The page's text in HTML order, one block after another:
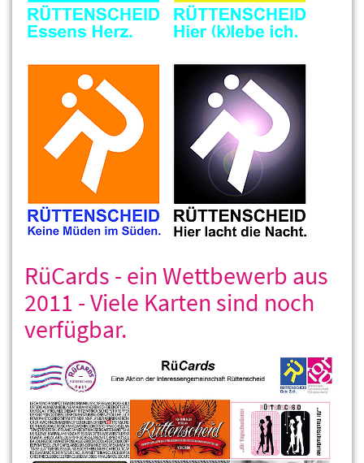
RüCards - ein Wettbewerb aus
2011 - Viele Karten sind noch
verfügbar.